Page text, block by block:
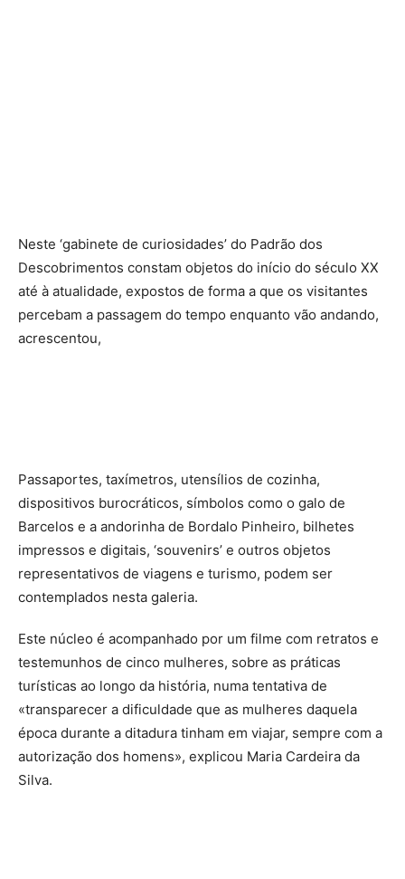
Neste ‘gabinete de curiosidades’ do Padrão dos
Descobrimentos constam objetos do início do século XX
até à atualidade, expostos de forma a que os visitantes
percebam a passagem do tempo enquanto vão andando,
acrescentou,
Passaportes, taxímetros, utensílios de cozinha,
dispositivos burocráticos, símbolos como o galo de
Barcelos e a andorinha de Bordalo Pinheiro, bilhetes
impressos e digitais, ‘souvenirs’ e outros objetos
representativos de viagens e turismo, podem ser
contemplados nesta galeria.
Este núcleo é acompanhado por um filme com retratos e
testemunhos de cinco mulheres, sobre as práticas
turísticas ao longo da história, numa tentativa de
«transparecer a dificuldade que as mulheres daquela
época durante a ditadura tinham em viajar, sempre com a
autorização dos homens», explicou Maria Cardeira da
Silva.